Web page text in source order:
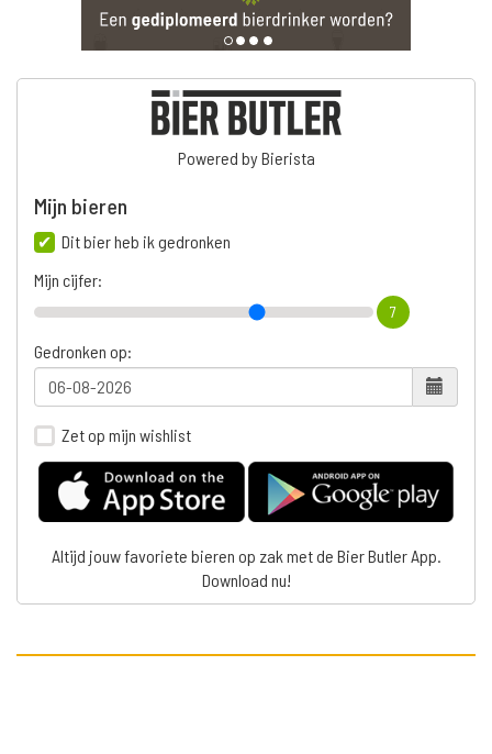
Powered by Bierista
Mijn bieren
Dit bier heb ik gedronken
Mijn cijfer:
7
Gedronken op:
Zet op mijn wishlist
Altijd jouw favoriete bieren op zak met de Bier Butler App.
Download nu!